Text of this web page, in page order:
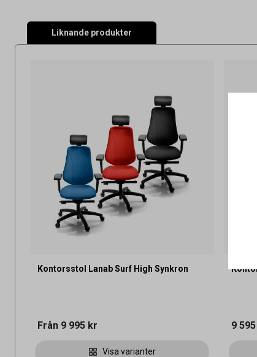
Liknande produkter
Kontorsstol Lanab Surf High Synkron
Från 9 995 kr
Visa varianter
9